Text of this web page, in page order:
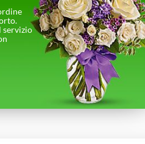
servizio